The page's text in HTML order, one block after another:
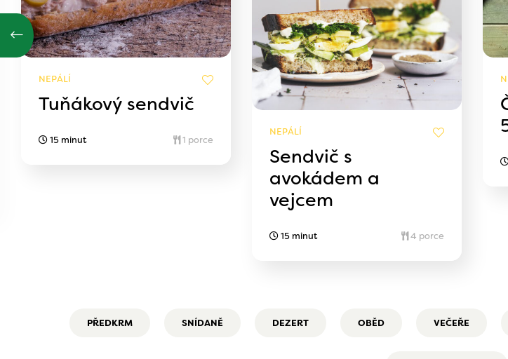
NEPÁLÍ
Tuňákový sendvič
15 minut 1 porce
NEPÁLÍ
Sendvič s
avokádem a
vejcem
15 minut 4 porce
PŘEDKRM SNÍDANĚ DEZERT OBĚD VEČEŘE